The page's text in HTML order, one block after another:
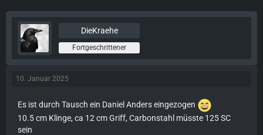
DieKraehe
Fortgeschrittener
10. Januar 2025
Es ist durch Tausch ein Daniel Anders eingezogen
10.5 cm Klinge, ca 12 cm Griff, Carbonstahl müsste 125 SC
sein